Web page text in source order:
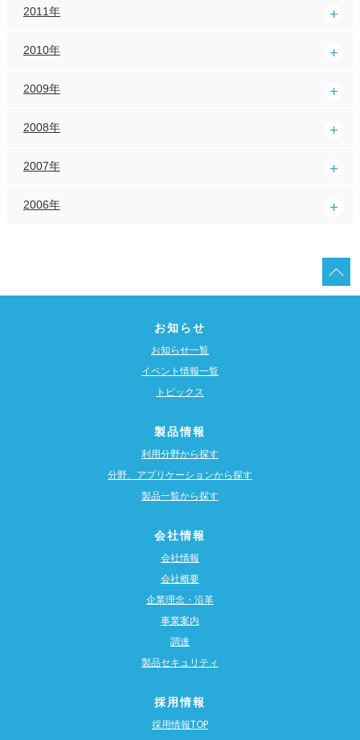
2011年
2010年
2009年
2008年
2007年
2006年
お知らせ
お知らせ一覧
イベント情報一覧
トピックス
製品情報
利用分野から探す
分野、アプリケーションから探す
製品一覧から探す
会社情報
会社情報
会社概要
企業理念・沿革
事業案内
調達
製品セキュリティ
採用情報
採用情報TOP